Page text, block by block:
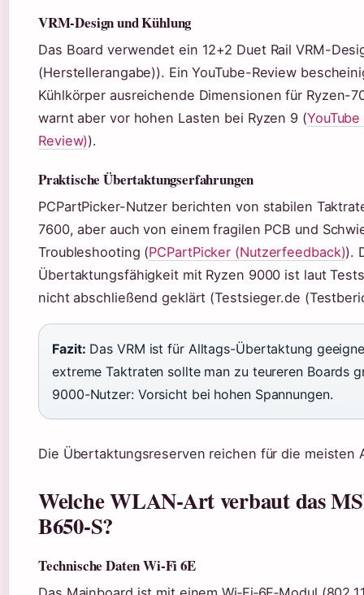
VRM-Design und Kühlung
Das Board verwendet ein 12+2 Duet Rail VRM-
(Herstellerangabe)). Ein YouTube-Review
Kühlkörper ausreichende Dimensionen für Ryzen-
warnt aber vor hohen Lasten bei Ryzen 9 (
Review)).
Praktische Übertaktungserfahrungen
PCPartPicker-Nutzer berichten von stabilen
7600, aber auch von einem fragilen PCB und
Troubleshooting (PCPartPicker (Nutzerfeedback)).
Übertaktungsfähigkeit mit Ryzen 9000 ist laut
nicht abschließend geklärt (Testsieger.de
Fazit: Das VRM ist für Alltags-Übertaktung
extreme Taktraten sollte man zu teureren Boards
9000-Nutzer: Vorsicht bei hohen Spannungen.
Die Übertaktungsreserven reichen für die meisten
Welche WLAN-Art verbaut das
B650-S?
Technische Daten Wi‑Fi 6E